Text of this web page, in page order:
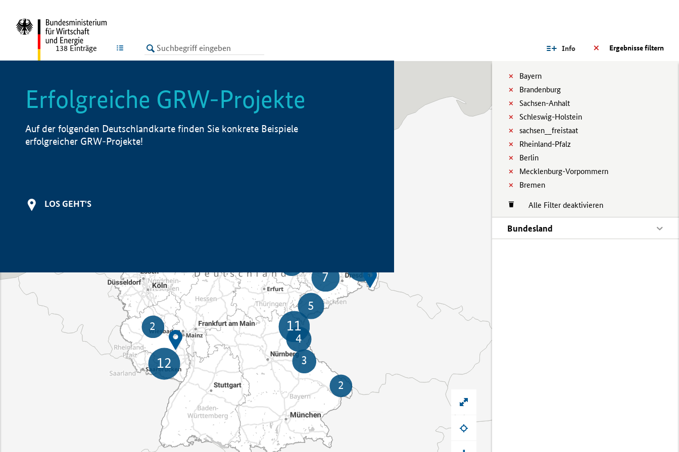
LISTE Ergebnisse filtern
Info
Bayern
Brandenburg
Sachsen-Anhalt
Schleswig-Holstein
sachsen__freistaat
Rheinland-Pfalz
Berlin
Mecklenburg-Vorpommern
Bremen
Alle Filter deaktivieren
Bundesland
138 Einträge
Erfolgreiche GRW-Projekte
Auf der folgenden Deutschlandkarte finden Sie konkrete Beispiele
erfolgreicher GRW-Projekte!
LOS GEHT'S